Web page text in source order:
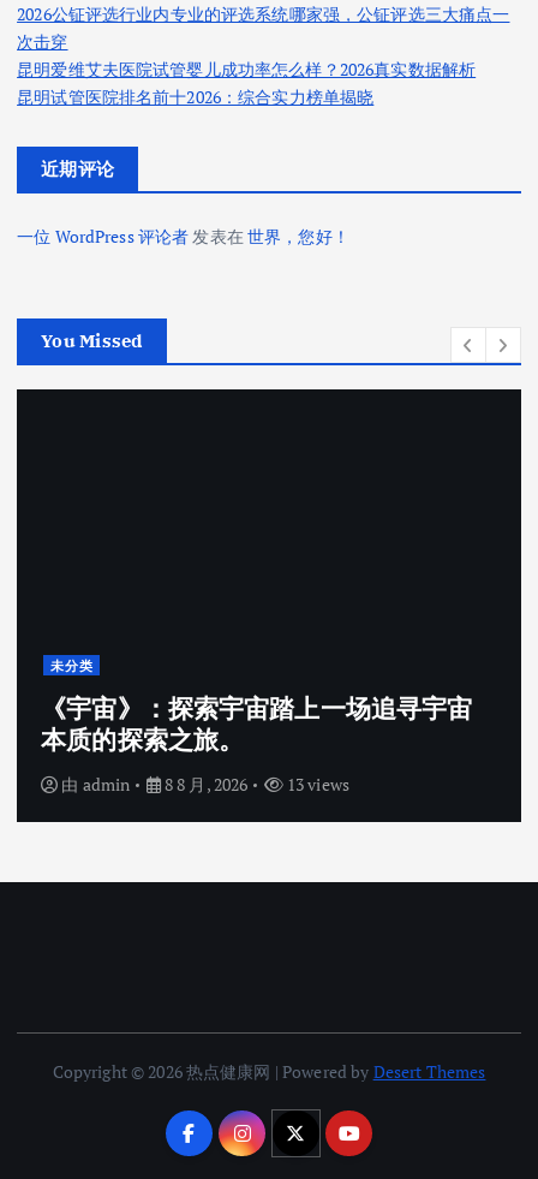
2026公钲评选行业内专业的评选系统哪家强，公钲评选三大痛点一
次击穿
昆明爱维艾夫医院试管婴儿成功率怎么样？2026真实数据解析
昆明试管医院排名前十2026：综合实力榜单揭晓
近期评论
一位 WordPress 评论者发表在世界，您好！
You Missed
2026公钲评选行业内专业的评选系
家强，公钲评选三大痛点一次击穿
由admin 8 8 月, 2026
Copyright © 2026 热点健康网 | Powered by Desert Themes